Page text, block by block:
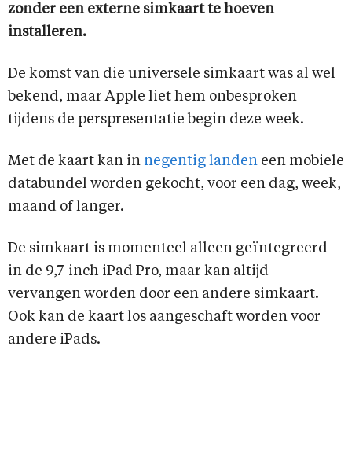
zonder een externe simkaart te hoeven
installeren.
De komst van die universele simkaart was al wel
bekend, maar Apple liet hem onbesproken
tijdens de perspresentatie begin deze week.
Met de kaart kan in negentig landen een mobiele
databundel worden gekocht, voor een dag, week,
maand of langer.
De simkaart is momenteel alleen geïntegreerd
in de 9,7-inch iPad Pro, maar kan altijd
vervangen worden door een andere simkaart.
Ook kan de kaart los aangeschaft worden voor
andere iPads.